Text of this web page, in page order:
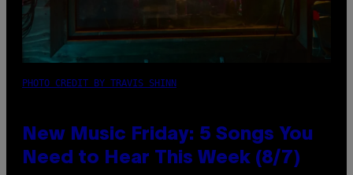
PHOTO CREDIT BY TRAVIS SHINN
New Music Friday: 5 Songs You
Need to Hear This Week (8/7)